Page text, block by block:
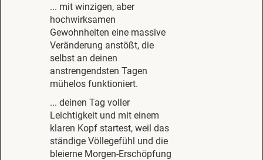
... mit winzigen, aber
hochwirksamen
Gewohnheiten eine massive
Veränderung anstößt, die
selbst an deinen
anstrengendsten Tagen
mühelos funktioniert.
... deinen Tag voller
Leichtigkeit und mit einem
klaren Kopf startest, weil das
ständige Völlegefühl und die
bleierne Morgen-Erschöpfung